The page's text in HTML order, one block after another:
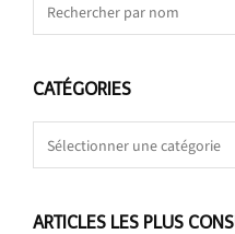
CATÉGORIES
ARTICLES LES PLUS